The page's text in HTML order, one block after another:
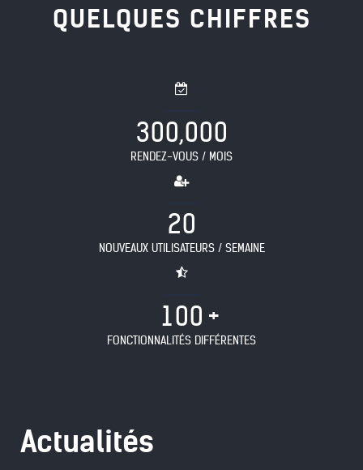
QUELQUES CHIFFRES
300,000
RENDEZ-VOUS / MOIS
20
NOUVEAUX UTILISATEURS / SEMAINE
100
FONCTIONNALITÉS DIFFÉRENTES
Actualités